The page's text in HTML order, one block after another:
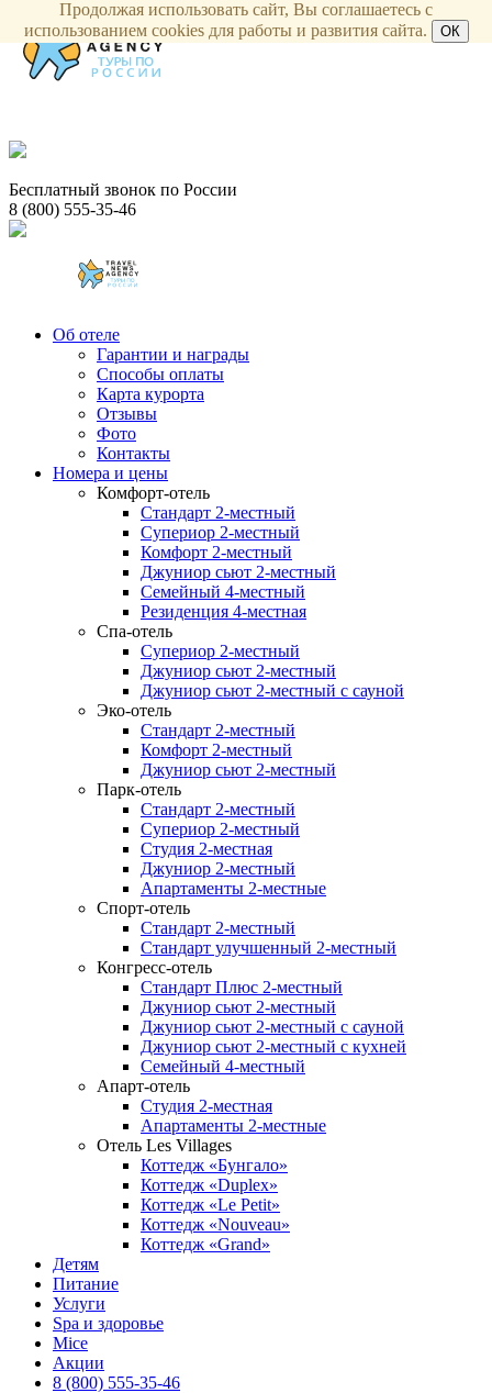
Бесплатный звонок по России
8 (800) 555-35-46
Об отеле
Гарантии и награды
Способы оплаты
Карта курорта
Отзывы
Фото
Контакты
Номера и цены
Комфорт-отель
Стандарт 2-местный
Супериор 2-местный
Комфорт 2-местный
Джуниор сьют 2-местный
Семейный 4-местный
Резиденция 4-местная
Спа-отель
Супериор 2-местный
Джуниор сьют 2-местный
Джуниор сьют 2-местный с сауной
Эко-отель
Стандарт 2-местный
Комфорт 2-местный
Джуниор сьют 2-местный
Парк-отель
Стандарт 2-местный
Супериор 2-местный
Студия 2-местная
Джуниор 2-местный
Апартаменты 2-местные
Спорт-отель
Стандарт 2-местный
Стандарт улучшенный 2-местный
Конгресс-отель
Стандарт Плюс 2-местный
Джуниор сьют 2-местный
Джуниор сьют 2-местный с сауной
Джуниор сьют 2-местный с кухней
Семейный 4-местный
Апарт-отель
Студия 2-местная
Апартаменты 2-местные
Отель Les Villages
Коттедж «Бунгало»
Коттедж «Duplex»
Коттедж «Le Petit»
Коттедж «Nouveau»
Коттедж «Grand»
Детям
Питание
Услуги
Spa и здоровье
Mice
Акции
8 (800) 555-35-46
Продолжая использовать сайт, Вы соглашаетесь с
использованием cookies для работы и развития сайта.
ОК